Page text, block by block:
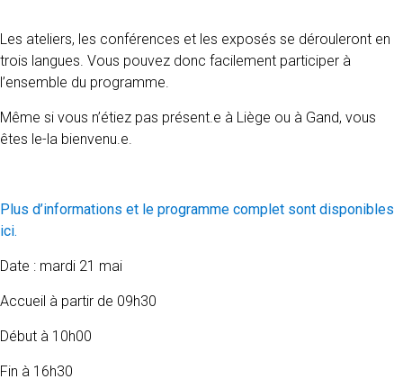
Les ateliers, les conférences et les exposés se dérouleront en
trois langues. Vous pouvez donc facilement participer à
l’ensemble du programme.
Même si vous n’étiez pas présent.e à Liège ou à Gand, vous
êtes le-la bienvenu.e.
Plus d’informations et le programme complet sont disponibles
ici.
Date : mardi 21 mai
Accueil à partir de 09h30
Début à 10h00
Fin à 16h30